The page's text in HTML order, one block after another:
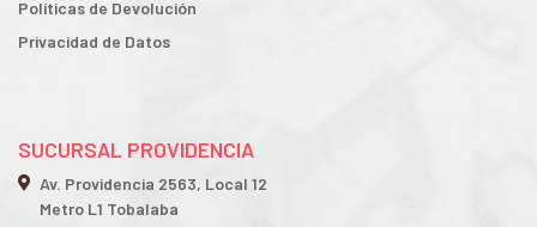
Políticas de Devolución
Privacidad de Datos
SUCURSAL PROVIDENCIA
Av. Providencia 2563, Local 12
Metro L1 Tobalaba